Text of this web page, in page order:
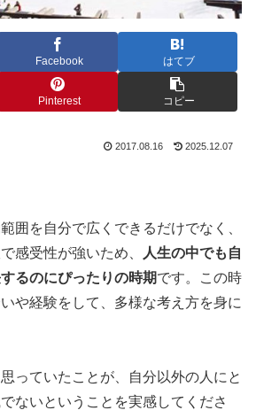
Facebook はてブ
Pinterest コピー
2017.08.16 2025.12.07
囲を自分で広くできるだけでなく、
感受性が強いため、
人生の中でも自
るのにぴったりの時期です。この時
や経験をして、多様な考え方を身に
っていたことが、自分以外の人にと
ないということを実感してくださ